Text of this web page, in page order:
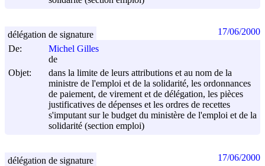
De:
Michel Gilles
de
Objet:
dans la limite de leurs attributions et au nom de la
ministre de l'emploi et de la solidarité, les ordonnances
de paiement, de virement et de délégation, les pièces
justificatives de dépenses et les ordres de recettes
s'imputant sur le budget du ministère de l'emploi et de la
solidarité (section emploi)
délégation de signature 17/06/2000
délégation de signature 17/06/2000